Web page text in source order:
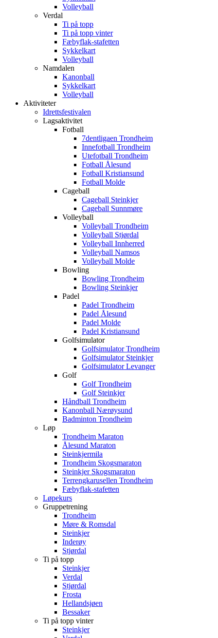
Volleyball
Verdal
Ti på topp
Ti på topp vinter
Fæbyflak-stafetten
Sykkelkart
Volleyball
Namdalen
Kanonball
Sykkelkart
Volleyball
Aktiviteter
Idrettsfestivalen
Lagsaktivitet
Fotball
7dentligaen Trondheim
Innefotball Trondheim
Utefotball Trondheim
Fotball Ålesund
Fotball Kristiansund
Fotball Molde
Cageball
Cageball Steinkjer
Cageball Sunnmøre
Volleyball
Volleyball Trondheim
Volleyball Stjørdal
Volleyball Innherred
Volleyball Namsos
Volleyball Molde
Bowling
Bowling Trondheim
Bowling Steinkjer
Padel
Padel Trondheim
Padel Ålesund
Padel Molde
Padel Kristiansund
Golfsimulator
Golfsimulator Trondheim
Golfsimulator Steinkjer
Golfsimulator Levanger
Golf
Golf Trondheim
Golf Steinkjer
Håndball Trondheim
Kanonball Nærøysund
Badminton Trondheim
Løp
Trondheim Maraton
Ålesund Maraton
Steinkjermila
Trondheim Skogsmaraton
Steinkjer Skogsmaraton
Terrengkarusellen Trondheim
Fæbyflak-stafetten
Løpekurs
Gruppetrening
Trondheim
Møre & Romsdal
Steinkjer
Inderøy
Stjørdal
Ti på topp
Steinkjer
Verdal
Stjørdal
Frosta
Hellandsjøen
Bessaker
Ti på topp vinter
Steinkjer